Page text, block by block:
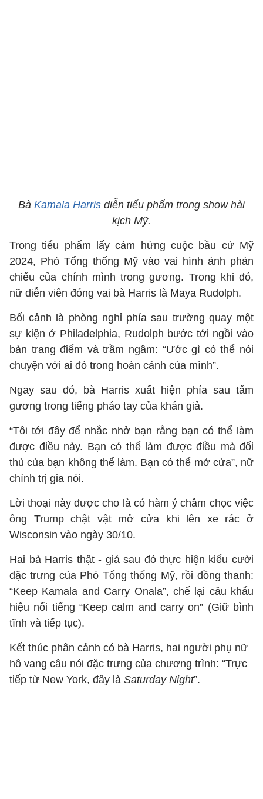
Bà Kamala Harris diễn tiểu phẩm trong show hài
kịch Mỹ.
Trong tiểu phẩm lấy cảm hứng cuộc bầu cử Mỹ
2024, Phó Tổng thống Mỹ vào vai hình ảnh phản
chiếu của chính mình trong gương. Trong khi đó,
nữ diễn viên đóng vai bà Harris là Maya Rudolph.
Bối cảnh là phòng nghỉ phía sau trường quay một
sự kiện ở Philadelphia, Rudolph bước tới ngồi vào
bàn trang điểm và trầm ngâm: “Ước gì có thể nói
chuyện với ai đó trong hoàn cảnh của mình”.
Ngay sau đó, bà Harris xuất hiện phía sau tấm
gương trong tiếng pháo tay của khán giả.
“Tôi tới đây để nhắc nhở bạn rằng bạn có thể làm
được điều này. Bạn có thể làm được điều mà đối
thủ của bạn không thể làm. Bạn có thể mở cửa”, nữ
chính trị gia nói.
Lời thoại này được cho là có hàm ý châm chọc việc
ông Trump chật vật mở cửa khi lên xe rác ở
Wisconsin vào ngày 30/10.
Hai bà Harris thật - giả sau đó thực hiện kiểu cười
đặc trưng của Phó Tổng thống Mỹ, rồi đồng thanh:
“Keep Kamala and Carry Onala”, chế lại câu khẩu
hiệu nổi tiếng “Keep calm and carry on” (Giữ bình
tĩnh và tiếp tục).
Kết thúc phân cảnh có bà Harris, hai người phụ nữ
hô vang câu nói đặc trưng của chương trình: “Trực
tiếp từ New York, đây là Saturday Night”.